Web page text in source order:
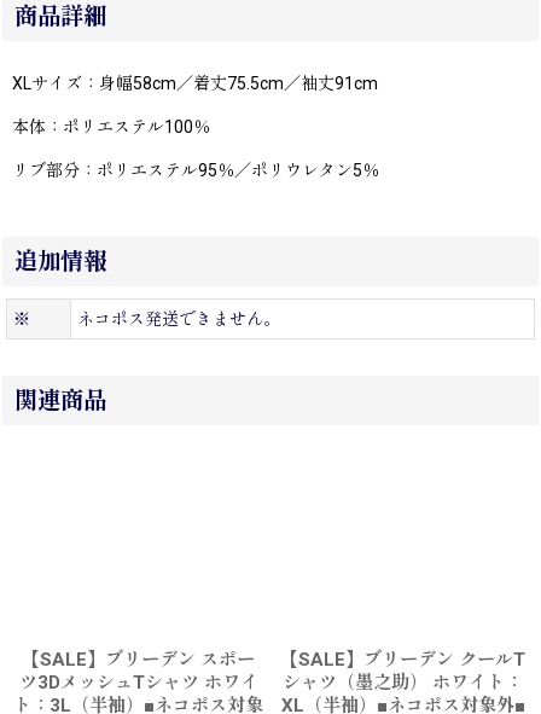
商品詳細
XLサイズ：身幅58cm／着丈75.5cm／袖丈91cm
本体：ポリエステル100％
リブ部分：ポリエステル95％／ポリウレタン5％
追加情報
※ ネコポス発送できません。
関連商品
【SALE】ブリーデン スポー
ツ3DメッシュTシャツ ホワイ
ト：3L（半袖）■ネコポス対象
【SALE】ブリーデン クールT
シャツ（墨之助） ホワイト：
XL（半袖）■ネコポス対象外■